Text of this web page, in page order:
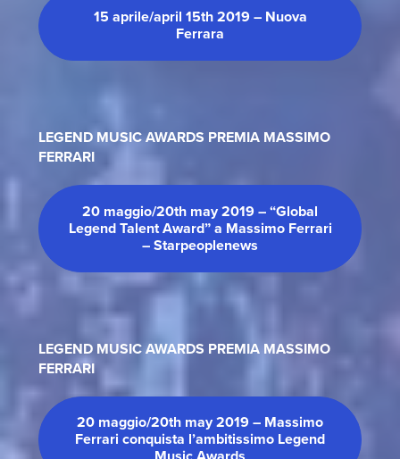
15 aprile/april 15th 2019 – Nuova
Ferrara
LEGEND MUSIC AWARDS PREMIA MASSIMO
FERRARI
20 maggio/20th may 2019 – “Global
Legend Talent Award” a Massimo Ferrari
– Starpeoplenews
LEGEND MUSIC AWARDS PREMIA MASSIMO
FERRARI
20 maggio/20th may 2019 – Massimo
Ferrari conquista l’ambitissimo Legend